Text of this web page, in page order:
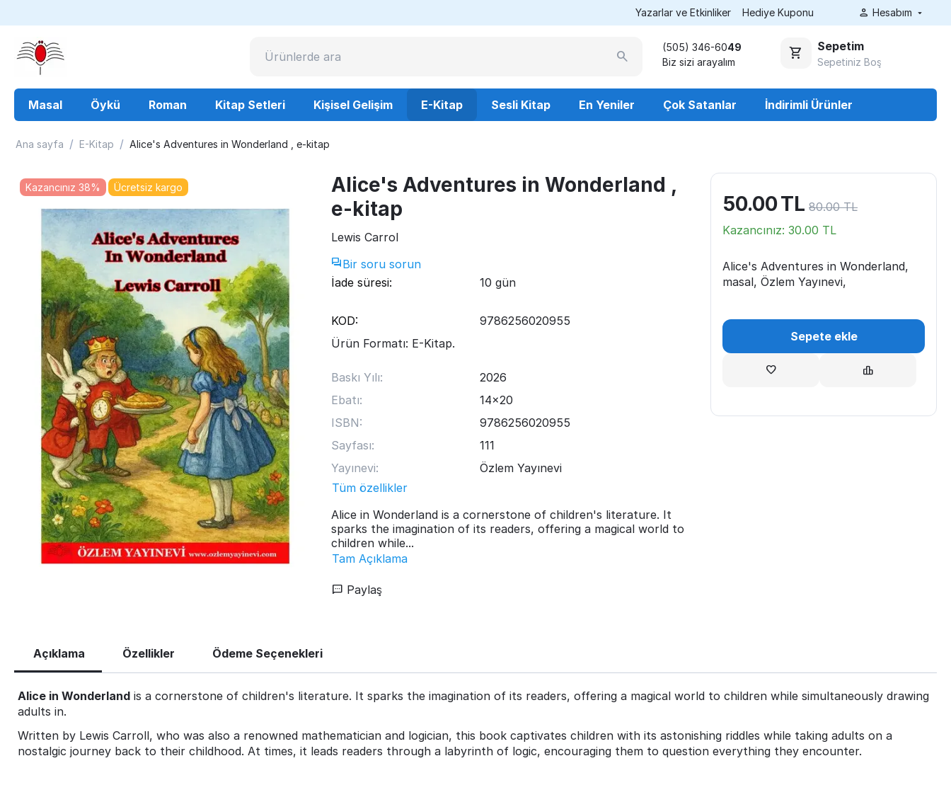
Yazarlar ve Etkinliker Hediye Kuponu Hesabım
(505) 346-6049
Biz sizi arayalım
Sepetim
Sepetiniz Boş
Masal Öykü Roman Kitap Setleri Kişisel Gelişim E-Kitap Sesli Kitap En Yeniler Çok Satanlar İndirimli Ürünler
Ana sayfa / E-Kitap / Alice's Adventures in Wonderland , e-kitap
Ücretsiz kargo
Kazancınız 38%
Alice's Adventures in Wonderland ,
e-kitap
Lewis Carrol
Bir soru sorun
İade süresi:
10 gün
KOD:
9786256020955
Ürün Formatı: E-Kitap.
Baskı Yılı:
2026
Ebatı:
14x20
ISBN:
9786256020955
Sayfası:
111
Yayınevi:
Özlem Yayınevi
Tüm özellikler
Alice in Wonderland is a cornerstone of children's literature. It
sparks the imagination of its readers, offering a magical world to
children while...
Tam Açıklama
50.00TL 80.00 TL
Kazancınız: 30.00 TL
Alice's Adventures in Wonderland,
masal, Özlem Yayınevi,
Sepete ekle
Paylaş
Açıklama Özellikler Ödeme Seçenekleri
Alice in Wonderland is a cornerstone of children's literature. It sparks the imagination of its readers, offering a magical world to children while simultaneously drawing
adults in.
Written by Lewis Carroll, who was also a renowned mathematician and logician, this book captivates children with its astonishing riddles while taking adults on a
nostalgic journey back to their childhood. At times, it leads readers through a labyrinth of logic, encouraging them to question everything they encounter.